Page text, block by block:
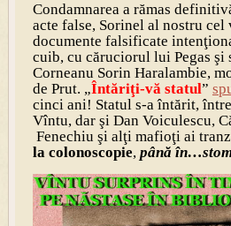
Condamnarea a rămas
acte false, Sorinel al nostru cel
documente falsificate
cuib, cu căruciorul lui Pegas şi
Corneanu Sorin Haralambie,
de Prut. „Întăriţi-vă statul”
cinci ani! Statul s-a întărit,
Vîntu, dar şi Dan Voiculescu,
Fenechiu şi alţi mafioţi ai
la colonoscopie, până